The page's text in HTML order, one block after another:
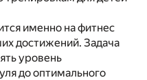
именно на фитнес
достижений. Задача
уровень
до оптимального